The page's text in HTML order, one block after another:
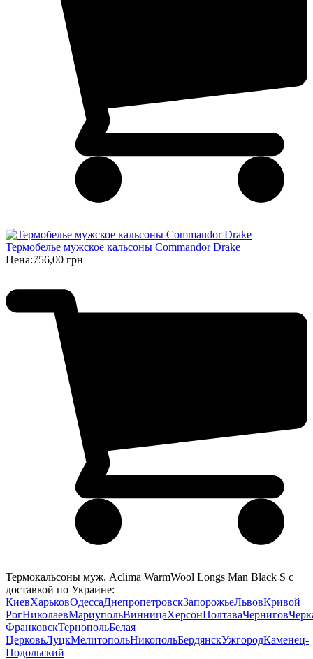
Термобелье мужское кальсоны Commandor Drake
Цена:756,00 грн
Термокальсоны муж. Aclima WarmWool Longs Man Black S с
доставкой по Украине:
КиевХарьковОдессаДнепропетровскЗапорожьеЛьвовКривой
РогНиколаевМариупольВинницаХерсонПолтаваЧернигов
ФранковскТернопольБелая
ЦерковьЛуцкМелитопольНикопольБердянскУжгородКаменец-
Подольский